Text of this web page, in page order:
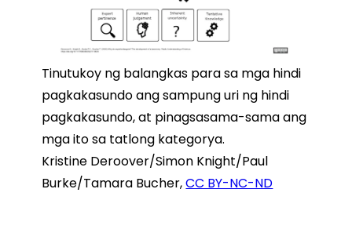
Tinutukoy ng balangkas para sa mga hindi
pagkakasundo ang sampung uri ng hindi
pagkakasundo, at pinagsasama-sama ang
mga ito sa tatlong kategorya.
Kristine Deroover/Simon Knight/Paul
Burke/Tamara Bucher,CC BY-NC-ND